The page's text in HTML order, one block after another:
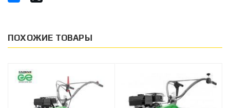
ПОХОЖИЕ ТОВАРЫ